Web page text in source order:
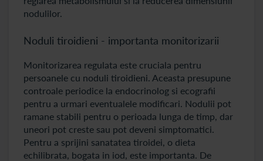
nodulilor.
Noduli tiroidieni - importanta monitorizarii
Monitorizarea regulata este cruciala pentru
persoanele cu noduli tiroidieni. Aceasta presupune
controale periodice la endocrinolog si ecografii
pentru a urmari eventualele modificari. Nodulii pot
ramane stabili pentru o perioada lunga de timp, dar
uneori pot creste sau pot deveni simptomatici.
Pentru a sprijini sanatatea tiroidei, o dieta
echilibrata, bogata in iod, este importanta. De